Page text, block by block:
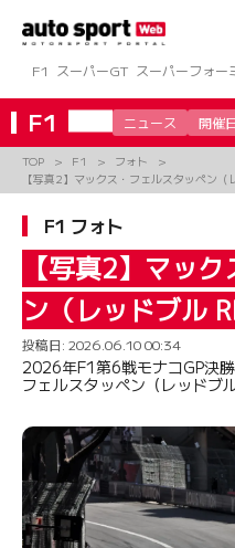
ツ
へ
ス
キ
プ
F1 スーパーGT スーパーフォー
F1 ニュース 開催
TOP F1
フォト
【写真2】マックス・フェルスタッペン（
F1 フォト
【写真2】マッ
ン（レッドブル
投稿日: 2026.06.10 00:34
2026年F1第6戦モナコGP決
フェルスタッペン（レッドブ